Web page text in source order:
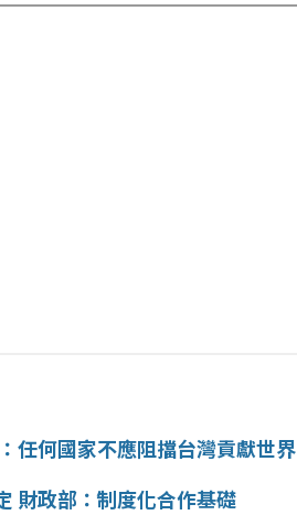
任何國家不應阻擋台灣貢獻世界
財政部：制度化合作基礎